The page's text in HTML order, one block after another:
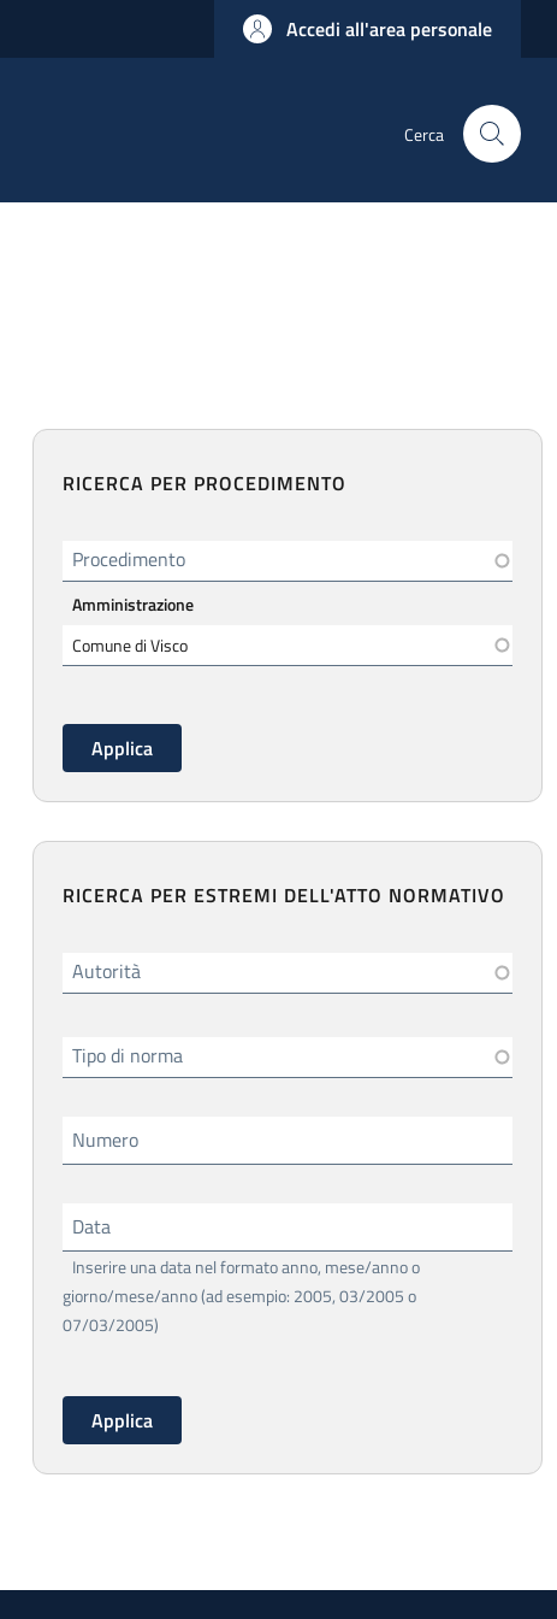
Accedi all'area personale
Cerca
RICERCA PER PROCEDIMENTO
Procedimento
Amministrazione
RICERCA PER ESTREMI DELL'ATTO NORMATIVO
Autorità
Tipo di norma
Numero
Data
Inserire una data nel formato anno, mese/anno o
giorno/mese/anno (ad esempio: 2005, 03/2005 o
07/03/2005)